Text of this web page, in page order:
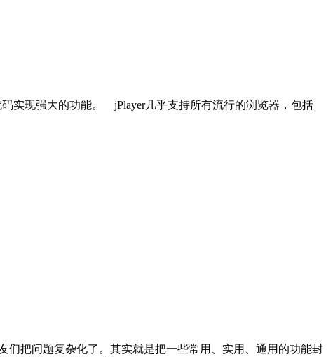
实现强大的功能。 jPlayer几乎支持所有流行的浏览器，包括
们把问题复杂化了。其实就是把一些常用、实用、通用的功能封